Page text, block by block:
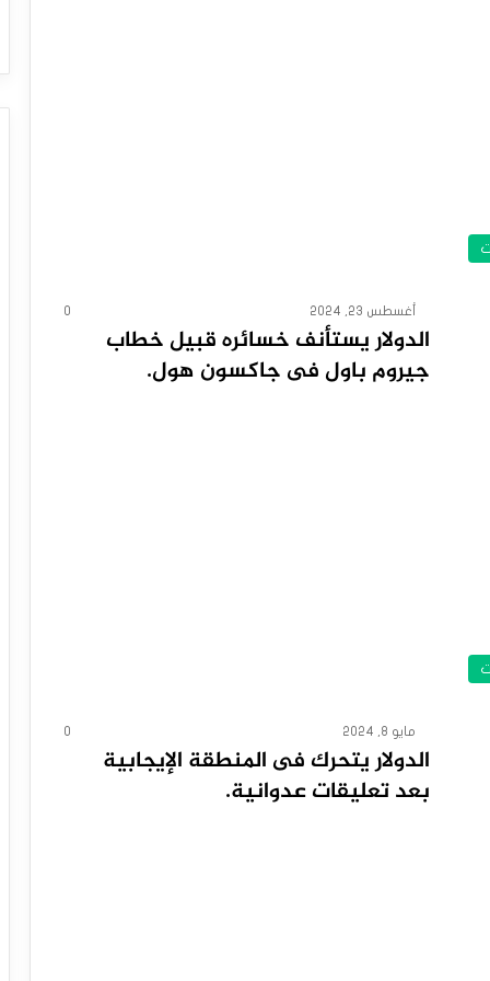
أغسطس 23, 2024 0
الدولار يستأنف خسائره قبيل خطاب
جيروم باول فى جاكسون هول.
مايو 8, 2024 0
‏الدولار يتحرك فى المنطقة الإيجابية
بعد تعليقات عدوانية.